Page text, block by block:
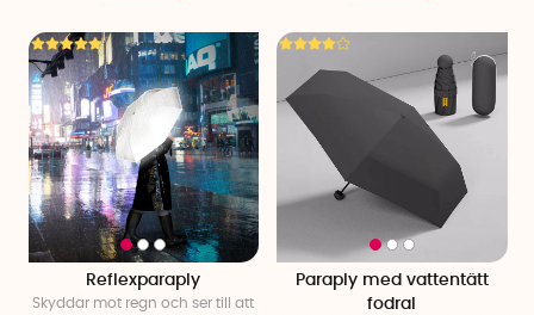
Reflexparaply
Skyddar mot regn och ser till att
Paraply med vattentätt
fodral